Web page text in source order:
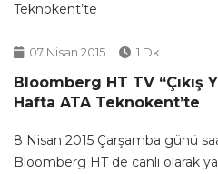
07 Nisan 2015 1 Dk.
Bloomberg HT TV “Çıkış
Hafta ATA Teknokent’te
8 Nisan 2015 Çarşamba günü
Bloomberg HT de canlı olarak